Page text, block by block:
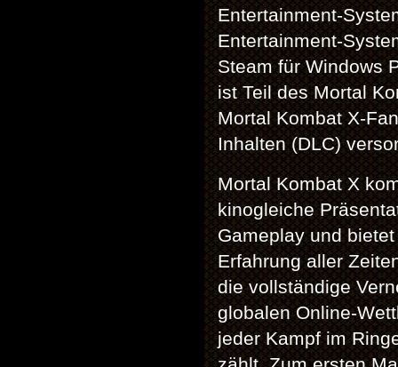
Entertainment-
Entertainment-
Steam für Windows
ist Teil des Mortal
Mortal Kombat X-
Inhalten (DLC)
Mortal Kombat X
kinogleiche
Gameplay und
Erfahrung aller
die vollständige
globalen Online-
jeder Kampf im